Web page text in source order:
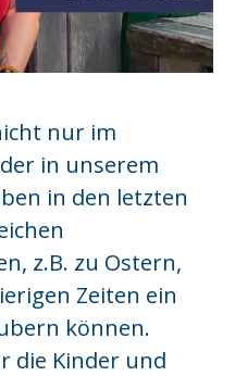
nur im
in unserem
in den letzten
z.B. zu Ostern,
Zeiten ein
können.
die Kinder und